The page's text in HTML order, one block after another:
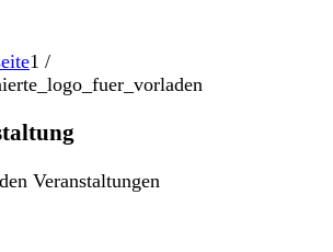
1 /
Veranstaltungen